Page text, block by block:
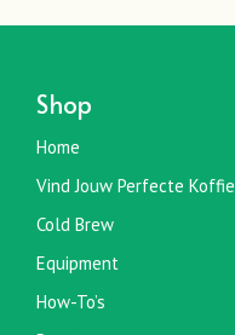
Shop
Home
Vind Jouw Perfecte Koffie
Cold Brew
Equipment
How-To’s